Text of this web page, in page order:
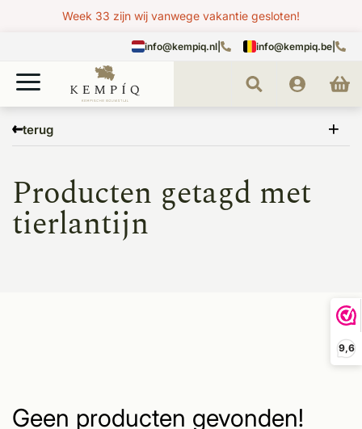
9,6
Week 33 zijn wij vanwege vakantie gesloten!
info@kempiq.nl info@kempiq.be
terug
tierlantijn
Producten getagd met
tierlantijn
Geen producten gevonden!